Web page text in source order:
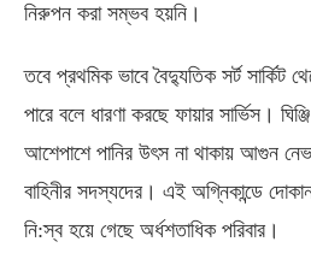
নিরুপন করা সম্ভব হয়নি।
তবে প্রথমিক ভাবে বৈদ্যুতিক সর্ট
পারে বলে ধারণা করছে ফায়ার সার্ভিস।
আশেপাশে পানির উৎস না থাকায় আগুন
বাহিনীর সদস্যদের। এই অগ্নিকান্ডে
নি:স্ব হয়ে গেছে অর্ধশতাধিক পরিবার।